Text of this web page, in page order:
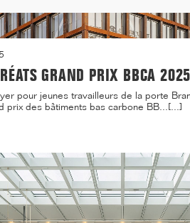
GRAND PRIX BBCA 2025
pour jeunes travailleurs de la porte
prix des bâtiments bas carbone BB...[...]